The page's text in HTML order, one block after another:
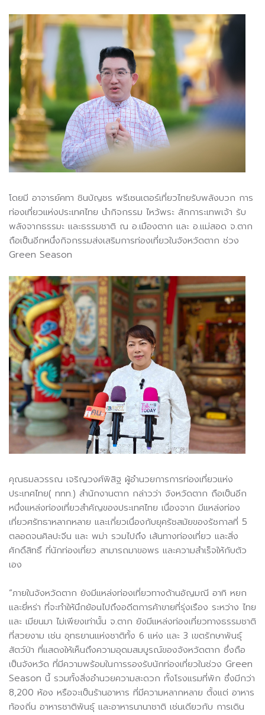
โดยมี อาจารย์คทา ชินบัญชร พรีเซนเตอร์เที่ยวไทยรับพลังบวก การ
ท่องเที่ยวแห่งประเทศไทย นำกิจกรรม ไหว้พระ สักการะเทพเจ้า รับ
พลังจากธรรมะ และธรรมชาติ ณ อ.เมืองตาก และ อ.แม่สอด จ.ตาก
ถือเป็นอีกหนึ่งกิจกรรมส่งเสริมการท่องเที่ยวในจังหวัดตาก ช่วง
Green Season
คุณธมลวรรณ เจริญวงศ์พิสิฐ ผู้อำนวยการการท่องเที่ยวแห่ง
ประเทศไทย( ททท.) สำนักงานตาก กล่าวว่า จังหวัดตาก ถือเป็นอีก
หนึ่งแหล่งท่องเที่ยวสำคัญของประเทศไทย เนื่องจาก มีแหล่งท่อง
เที่ยวศรัทธาหลากหลาย และเกี่ยวเนื่องกับยุครัชสมัยของรัชกาลที่ 5
ตลอดจนศิลปะจีน และ พม่า รวมไปถึง เส้นทางท่องเที่ยว และสิ่ง
ศักดิ์สิทธิ์ ที่นักท่องเที่ยว สามารถมาขอพร และความสำเร็จให้กับตัว
เอง
“ภายในจังหวัดตาก ยังมีแหล่งท่องเที่ยวทางด้านอัญมณี อาทิ หยก
และยี่หร่า ที่จะทำให้นึกย้อนไปถึงอดีตการค้าขายที่รุ่งเรือง ระหว่าง ไทย
และ เมียนมา ไม่เพียงเท่านั้น จ.ตาก ยังมีแหล่งท่องเที่ยวทางธรรมชาติ
ที่สวยงาม เช่น อุทธยานแห่งชาติทั้ง 6 แห่ง และ 3 เขตรักษาพันธุ์
สัตว์ป่า ที่แสดงให้เห็นถึงความอุดมสมบูรณ์ของจังหวัดตาก ซึ่งถือ
เป็นจังหวัด ที่มีความพร้อมในการรองรับนักท่องเที่ยวในช่วง Green
Season นี้ รวมทั้งสิ่งอำนวยความสะดวก ทั้งโรงแรมที่พัก ซึ่งมีกว่า
8,200 ห้อง หรือจะเป็นร้านอาหาร ที่มีความหลากหลาย ตั้งแต่ อาหาร
ท้องถิ่น อาหารชาติพันธุ์ และอาหารนานาชาติ เช่นเดียวกับ การเดิน